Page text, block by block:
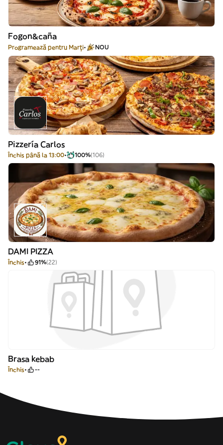
Fogon&caña
Programează pentru Marți NOU
Pizzería Carlos
Închis până la 13:00 100%(106)
DAMI PIZZA
Închis 91%(22)
Brasa kebab
Închis --